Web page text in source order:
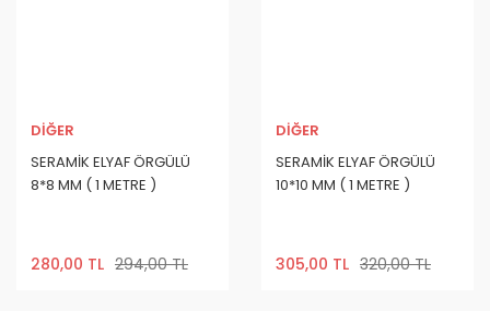
DİĞER
SERAMİK ELYAF ÖRGÜLÜ
8*8 MM ( 1 METRE )
280,00 TL 294,00 TL
DİĞER
SERAMİK ELYAF ÖRGÜLÜ
10*10 MM ( 1 METRE )
305,00 TL 320,00 TL